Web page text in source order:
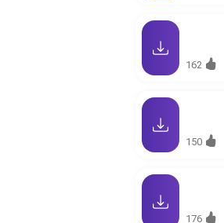
162
150